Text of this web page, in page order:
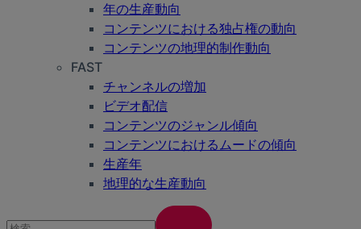
年の生産動向
コンテンツにおける独占権の動向
コンテンツの地理的制作動向
FAST
チャンネルの増加
ビデオ配信
コンテンツのジャンル傾向
コンテンツにおけるムードの傾向
生産年
地理的な生産動向